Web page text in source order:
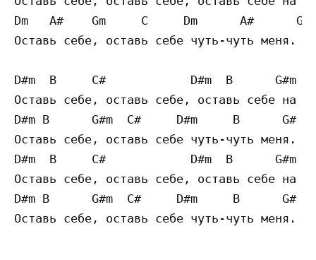
Dm   A#    Gm     C     Dm      A#      G
Оставь себе, оставь себе чуть-чуть меня.
D#m  B     C#            D#m  B      G#m
Оставь себе, оставь себе, оставь себе на
D#m B      G#m  C#     D#m     B      G#
Оставь себе, оставь себе чуть-чуть меня.
D#m  B     C#            D#m  B      G#m
Оставь себе, оставь себе, оставь себе на
D#m B      G#m  C#     D#m     B      G#